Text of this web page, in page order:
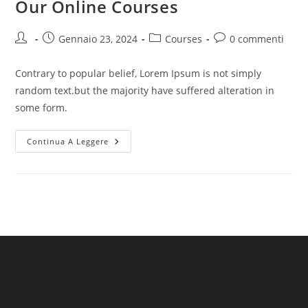
Our Online Courses
AutoreArticoloGennaio 23, 2024
Categoria
Courses
Commenti
0 commenti
Contrary to popular belief, Lorem Ipsum is not simply
random text.but the majority have suffered alteration in
some form.
Continua A Leggere Our
Online